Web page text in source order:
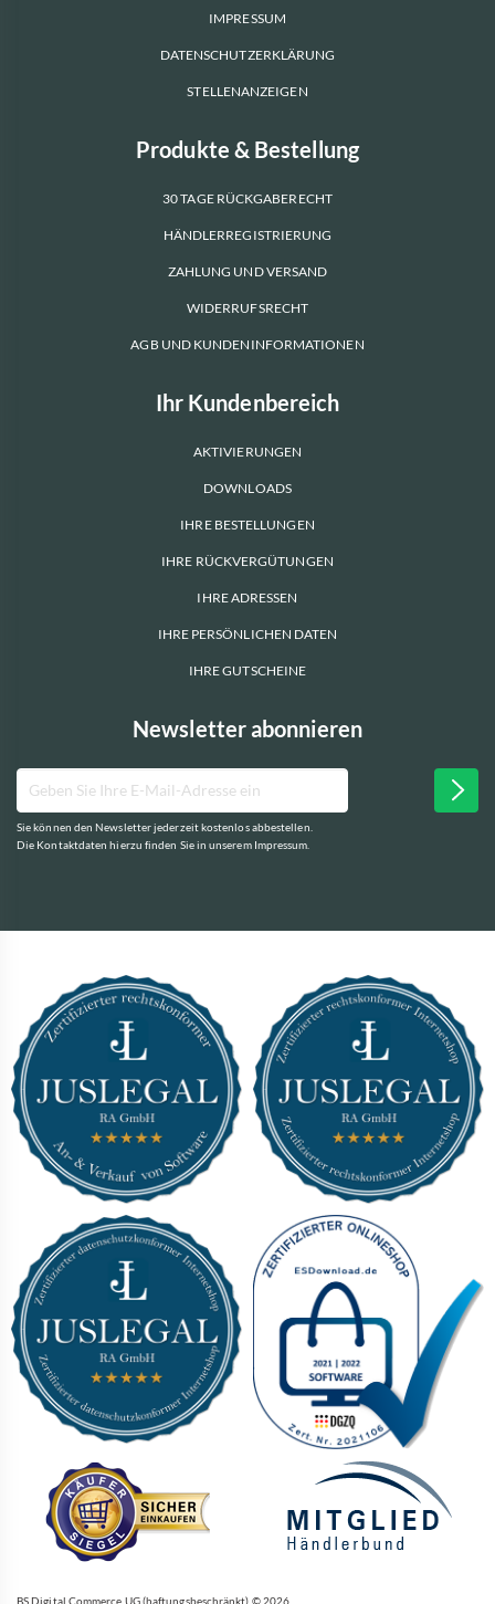
IMPRESSUM
DATENSCHUTZERKLÄRUNG
STELLENANZEIGEN
Produkte & Bestellung
30 TAGE RÜCKGABERECHT
HÄNDLERREGISTRIERUNG
ZAHLUNG UND VERSAND
WIDERRUFSRECHT
AGB UND KUNDENINFORMATIONEN
Ihr Kundenbereich
AKTIVIERUNGEN
DOWNLOADS
IHRE BESTELLUNGEN
IHRE RÜCKVERGÜTUNGEN
IHRE ADRESSEN
IHRE PERSÖNLICHEN DATEN
IHRE GUTSCHEINE
Newsletter abonnieren
Sie können den Newsletter jederzeit kostenlos abbestellen.
Die Kontaktdaten hierzu finden Sie in unserem Impressum.
BS Digital Commerce UG (haftungsbeschränkt) © 2026